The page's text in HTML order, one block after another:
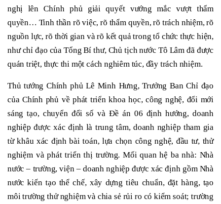
nghị lên Chính phủ giải quyết vướng mắc vượt thẩm
quyền… Tinh thần rõ việc, rõ thẩm quyền, rõ trách nhiệm, rõ
nguồn lực, rõ thời gian và rõ kết quả trong tổ chức thực hiện,
như chỉ đạo của Tổng Bí thư, Chủ tịch nước Tô Lâm đã được
quán triệt, thực thi một cách nghiêm túc, đầy trách nhiệm.
Thủ tướng Chính phủ Lê Minh Hưng, Trưởng Ban Chỉ đạo
của Chính phủ về phát triển khoa học, công nghệ, đổi mới
sáng tạo, chuyển đổi số và Đề án 06 định hướng, doanh
nghiệp được xác định là trung tâm, doanh nghiệp tham gia
từ khâu xác định bài toán, lựa chọn công nghệ, đầu tư, thử
nghiệm và phát triển thị trường. Mối quan hệ ba nhà: Nhà
nước – trường, viện – doanh nghiệp được xác định gồm Nhà
nước kiến tạo thể chế, xây dựng tiêu chuẩn, đặt hàng, tạo
môi trường thử nghiệm và chia sẻ rủi ro có kiểm soát; trường